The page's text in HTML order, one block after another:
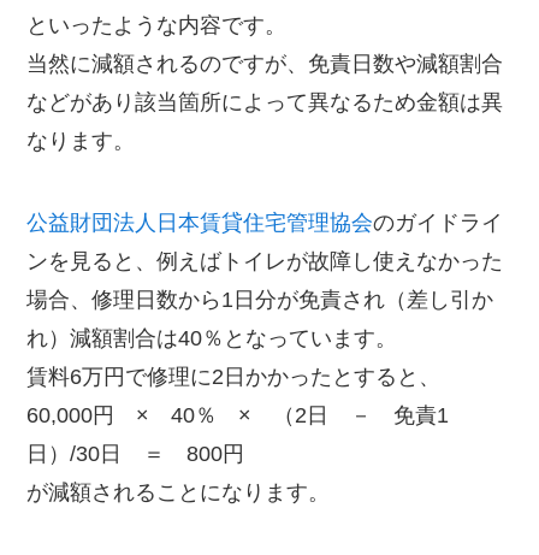
といったような内容です。
当然に減額されるのですが、免責日数や減額割合
などがあり該当箇所によって異なるため金額は異
なります。
公益財団法人日本賃貸住宅管理協会のガイドライ
ンを見ると、例えばトイレが故障し使えなかった
場合、修理日数から1日分が免責され（差し引か
れ）減額割合は40％となっています。
賃料6万円で修理に2日かかったとすると、
60,000円 × 40％ × （2日 － 免責1
日）/30日 ＝ 800円
が減額されることになります。